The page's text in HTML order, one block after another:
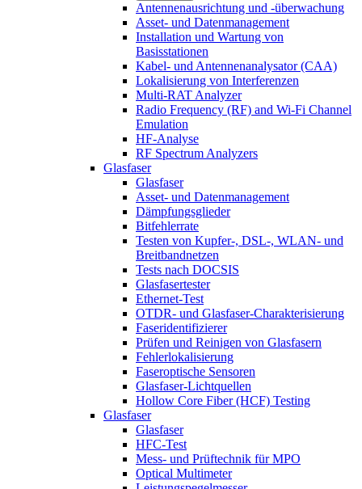
Antennenausrichtung und -überwachung
Asset- und Datenmanagement
Installation und Wartung von
Basisstationen
Kabel- und Antennenanalysator (CAA)
Lokalisierung von Interferenzen
Multi-RAT Analyzer
Radio Frequency (RF) and Wi-Fi Channel
Emulation
HF-Analyse
RF Spectrum Analyzers
Glasfaser
Glasfaser
Asset- und Datenmanagement
Dämpfungsglieder
Bitfehlerrate
Testen von Kupfer-, DSL-, WLAN- und
Breitbandnetzen
Tests nach DOCSIS
Glasfasertester
Ethernet-Test
OTDR- und Glasfaser-Charakterisierung
Faseridentifizierer
Prüfen und Reinigen von Glasfasern
Fehlerlokalisierung
Faseroptische Sensoren
Glasfaser-Lichtquellen
Hollow Core Fiber (HCF) Testing
Glasfaser
Glasfaser
HFC-Test
Mess- und Prüftechnik für MPO
Optical Multimeter